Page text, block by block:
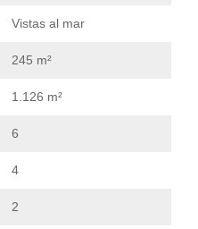
Vistas al mar
245 m²
1.126 m²
6
4
2